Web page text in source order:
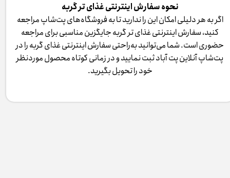
نحوه سفارش اینترنتی غذای تر گربه
اگر به هر دلیلی امکان این را ندارید تا به فروشگاه‌های پت‌شاپ مراجعه
کنید، سفارش اینترنتی غذای تر گربه جایگزین مناسبی برای مراجعه
حضوری است. شما می‌توانید به‌راحتی سفارش اینترنتی غذای گربه را در
پت‌شاپ آنلاین پت آباد ثبت نمایید و در زمانی کوتاه محصول موردنظر
خود را تحویل بگیرید.